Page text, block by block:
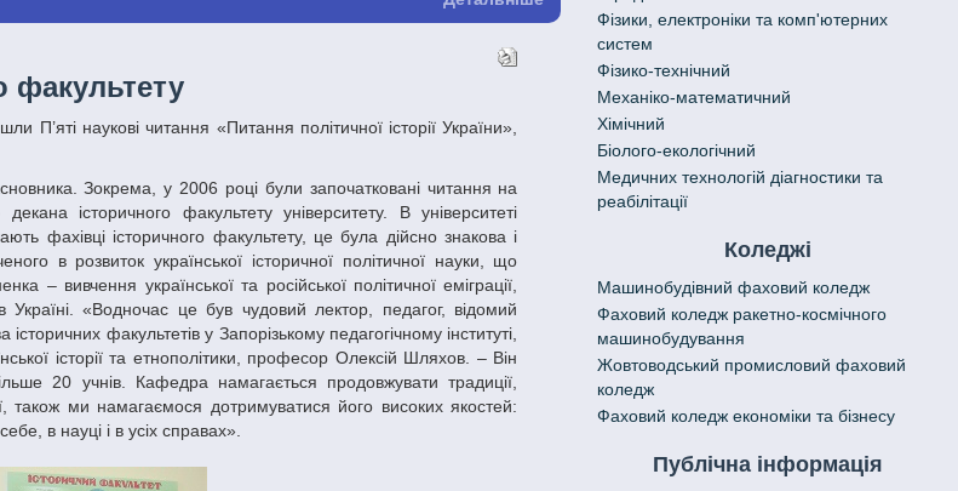
факультету
історичного факультету університету. В університеті
фахівці історичного факультету, це була дійсно знакова і
в розвиток української історичної політичної науки, що
– вивчення української та російської політичної еміграції,
Україні. «Водночас це був чудовий лектор, педагог, відомий
факультетів у Запорізькому педагогічному інституті,
історії та етнополітики, професор Олексій Шляхов. – Він
20 учнів. Кафедра намагається продовжувати традиції,
також ми намагаємося дотримуватися його високих якостей:
в науці і в усіх справах».
Фізики, електроніки та комп'ютерних
систем
Фізико-технічний
Механіко-математичний
Хімічний
Біолого-екологічний
Медичних технологій діагностики та
реабілітації
Коледжі
Машинобудівний фаховий коледж
Фаховий коледж ракетно-космічного
машинобудування
Жовтоводський промисловий фаховий
коледж
Фаховий коледж економіки та бізнесу
Публічна інформація